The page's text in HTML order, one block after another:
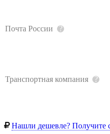
Почта России
Транспортная компания
Нашли дешевле? Получите